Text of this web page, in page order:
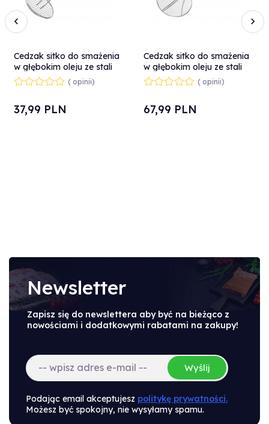
Cedzak sitko do smażenia
w głębokim oleju ze stali
nierdzewnej śr. 100 mm -
Hendi 640104
( opinii)
37,99 PLN
Cedzak sitko do smażenia
w głębokim oleju ze stali
nierdzewnej śr. 160 mm -
Hendi 640401
( opinii)
67,99 PLN
Newsletter
Zapisz się do newslettera aby być na bieżąco z
nowościami i dodatkowymi rabatami na zakupy!
Wyślij
Podając email akceptujesz politykę prywatności.
Możesz być spokojny, nie wysyłamy spamu.